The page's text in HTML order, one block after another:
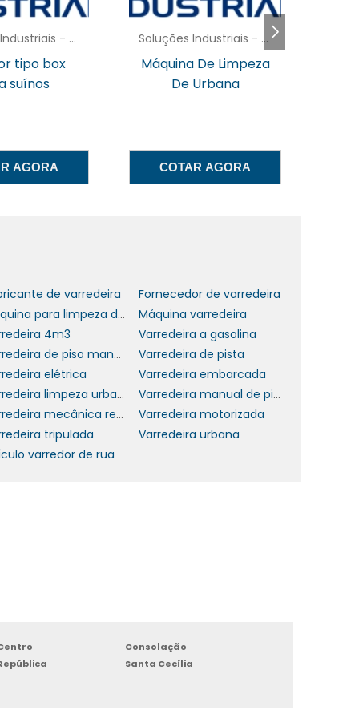
Soluções Industriais - AC
tipo box
suínos
AGORA
Soluções Industriais - AC
Máquina De Limpeza
De Urbana
COTAR AGORA
de varredeira
Fornecedor de varredeira
Máquina para limpeza de ruas
Máquina varredeira
4m3
Varredeira a gasolina
Varredeira de piso manual
Varredeira de pista
elétrica
Varredeira embarcada
Varredeira limpeza urbana
Varredeira manual de piso
Varredeira mecânica rebocável
Varredeira motorizada
tripulada
Varredeira urbana
varredor de rua
Consolação
Santa Cecília